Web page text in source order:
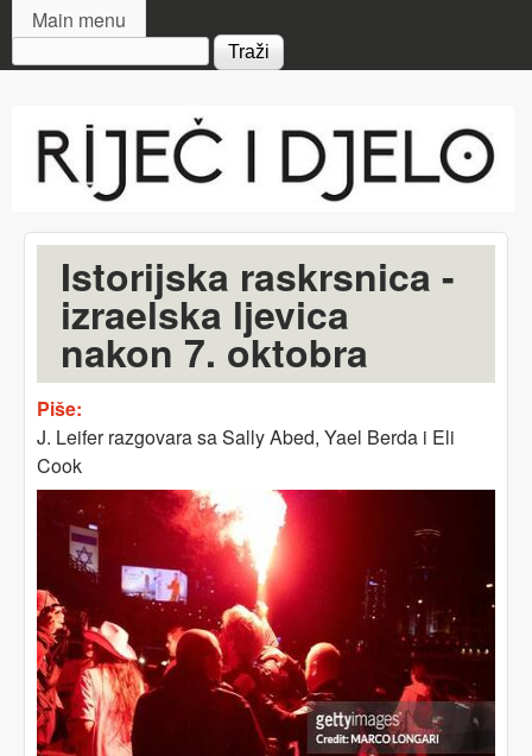
MAIN MENU
Main menu
Search form
i djelo
Istorijska raskrsnica -
izraelska ljevica
nakon 7. oktobra
Piše:
J. Leifer razgovara sa Sally Abed, Yael Berda i Eli
Cook